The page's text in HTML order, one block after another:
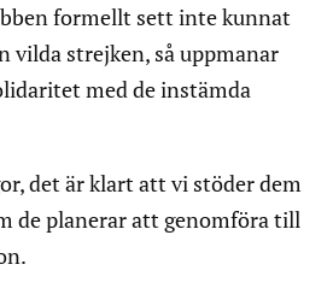
formellt sett inte kunnat
vilda strejken, så uppmanar
med de instämda
det är klart att vi stöder dem
de planerar att genomföra till